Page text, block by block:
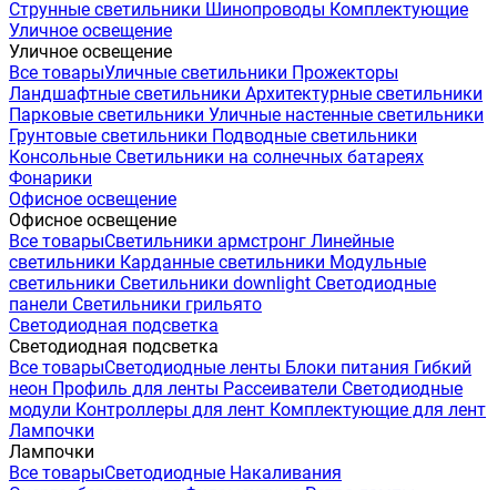
Струнные светильники Шинопроводы Комплектующие
Уличное освещение
Уличное освещение
Все товарыУличные светильники Прожекторы
Ландшафтные светильники Архитектурные светильники
Парковые светильники Уличные настенные светильники
Грунтовые светильники Подводные светильники
Консольные Светильники на солнечных батареях
Фонарики
Офисное освещение
Офисное освещение
Все товарыСветильники армстронг Линейные
светильники Карданные светильники Модульные
светильники Светильники downlight Светодиодные
панели Светильники грильято
Светодиодная подсветка
Светодиодная подсветка
Все товарыСветодиодные ленты Блоки питания Гибкий
неон Профиль для ленты Рассеиватели Светодиодные
модули Контроллеры для лент Комплектующие для лент
Лампочки
Лампочки
Все товарыСветодиодные Накаливания